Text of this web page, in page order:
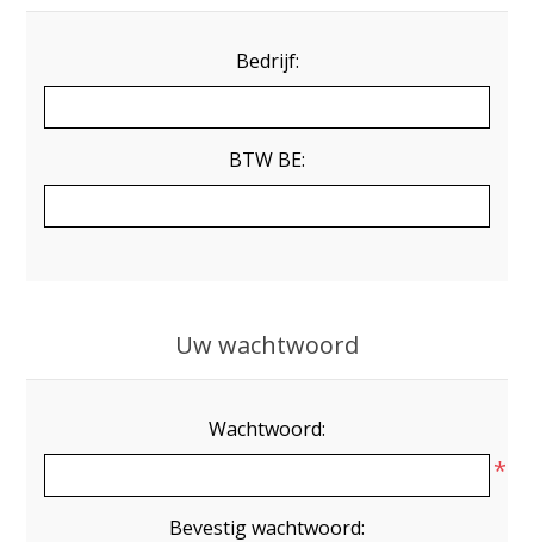
Bedrijf:
BTW BE:
Uw wachtwoord
Wachtwoord:
*
Bevestig wachtwoord: